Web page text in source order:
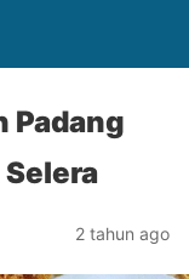
Padang
2 tahun ago